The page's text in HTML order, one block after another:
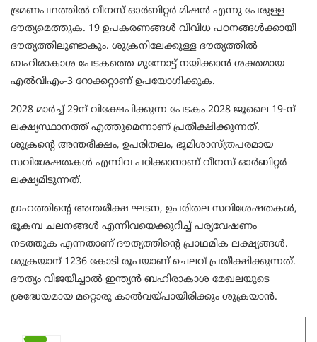
ഭ്രമണപഥത്തില്‍ വീനസ് ഓര്‍ബിറ്റര്‍ മിഷന്‍ എന്നു പേരുള്ള
ദൗത്യമെത്തുക. 19 ഉപകരണങ്ങള്‍ വിവിധ പഠനങ്ങള്‍ക്കായി
ദൗത്യത്തിലുണ്ടാകും. ശുക്രനിലേക്കുള്ള ദൗത്യത്തില്‍
ബഹിരാകാശ പേടകത്തെ മുന്നോട്ട് നയിക്കാന്‍ ശക്തമായ
എല്‍വിഎം-3 റോക്കറ്റാണ് ഉപയോഗിക്കുക.
2028 മാര്‍ച്ച് 29ന് വിക്ഷേപിക്കുന്ന പേടകം 2028 ജൂലൈ 19-ന്
ലക്ഷ്യസ്ഥാനത്ത് എത്തുമെന്നാണ് പ്രതീക്ഷിക്കുന്നത്.
ശുക്രന്റെ അന്തരീക്ഷം, ഉപരിതലം, ഭൂമിശാസ്ത്രപരമായ
സവിശേഷതകള്‍ എന്നിവ പഠിക്കാനാണ് വീനസ് ഓര്‍ബിറ്റര്‍
ലക്ഷ്യമിടുന്നത്.
ഗ്രഹത്തിന്റെ അന്തരീക്ഷ ഘടന, ഉപരിതല സവിശേഷതകള്‍,
ഭൂകമ്പ ചലനങ്ങള്‍ എന്നിവയെക്കുറിച്ച് പര്യവേഷണം
നടത്തുക എന്നതാണ് ദൗത്യത്തിന്റെ പ്രാഥമിക ലക്ഷ്യങ്ങള്‍.
ശുക്രയാന് 1236 കോടി രൂപയാണ് ചെലവ് പ്രതീക്ഷിക്കുന്നത്.
ദൗത്യം വിജയിച്ചാല്‍ ഇന്ത്യന്‍ ബഹിരാകാശ മേഖലയുടെ
ശ്രദ്ധേയമായ മറ്റൊരു കാല്‍വയ്പായിരിക്കും ശുക്രയാന്‍.